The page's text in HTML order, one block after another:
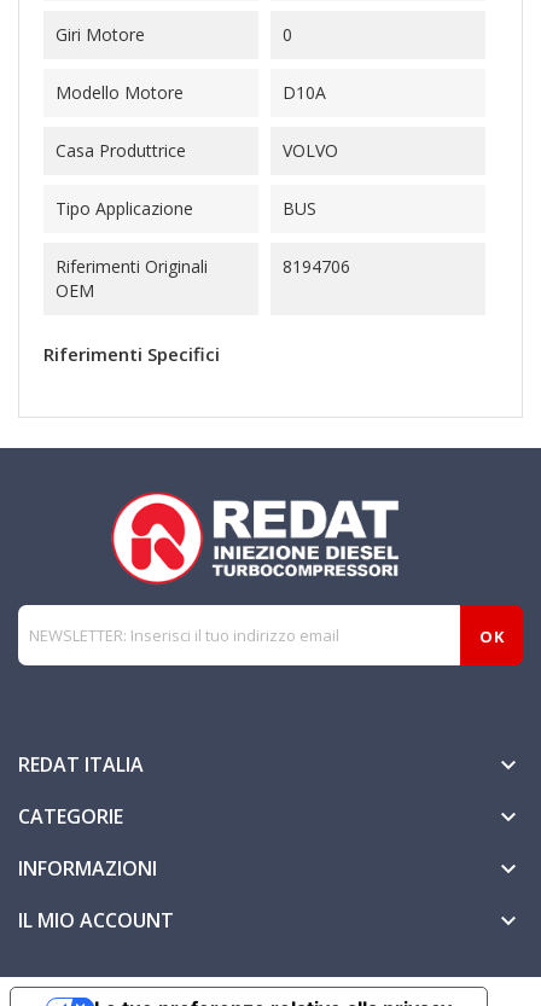
Giri Motore 0
Modello Motore D10A
Casa Produttrice VOLVO
Tipo Applicazione BUS
Riferimenti Originali
OEM
8194706
Riferimenti Specifici
REDAT ITALIA 
CATEGORIE 
INFORMAZIONI 
IL MIO ACCOUNT 